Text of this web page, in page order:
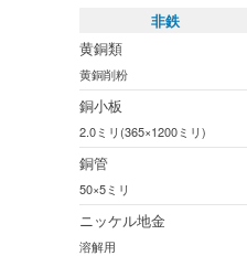
非鉄
黄銅類
黄銅削粉
銅小板
2.0ミリ(365×1200ミリ)
銅管
50×5ミリ
ニッケル地金
溶解用